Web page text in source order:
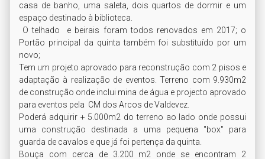
casa de banho, uma saleta, dois quartos de dormir e um
espaço destinado à biblioteca.
Portão principal da quinta também foi substituído por um
novo;
Tem um projeto aprovado para reconstrução com 2 pisos e
adaptação à realização de eventos. Terreno com 9.930m2
de construção onde inclui mina de água e projecto aprovado
para eventos pela  CM dos Arcos de Valdevez.
Poderá adquirir + 5.000m2 do terreno ao lado onde possui
uma construção destinada a uma pequena "box" para
guarda de cavalos e que já foi pertença da quinta.
Bouça com cerca de 3.200 m2 onde se encontram 2